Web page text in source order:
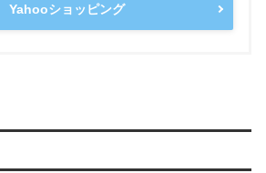
Yahooショッピング